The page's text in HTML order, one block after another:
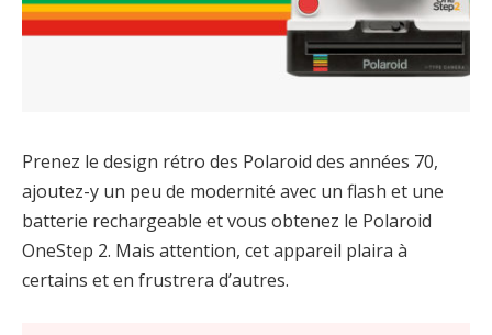
Prenez le design rétro des Polaroid des années 70,
ajoutez-y un peu de modernité avec un flash et une
batterie rechargeable et vous obtenez le Polaroid
OneStep 2. Mais attention, cet appareil plaira à
certains et en frustrera d’autres.